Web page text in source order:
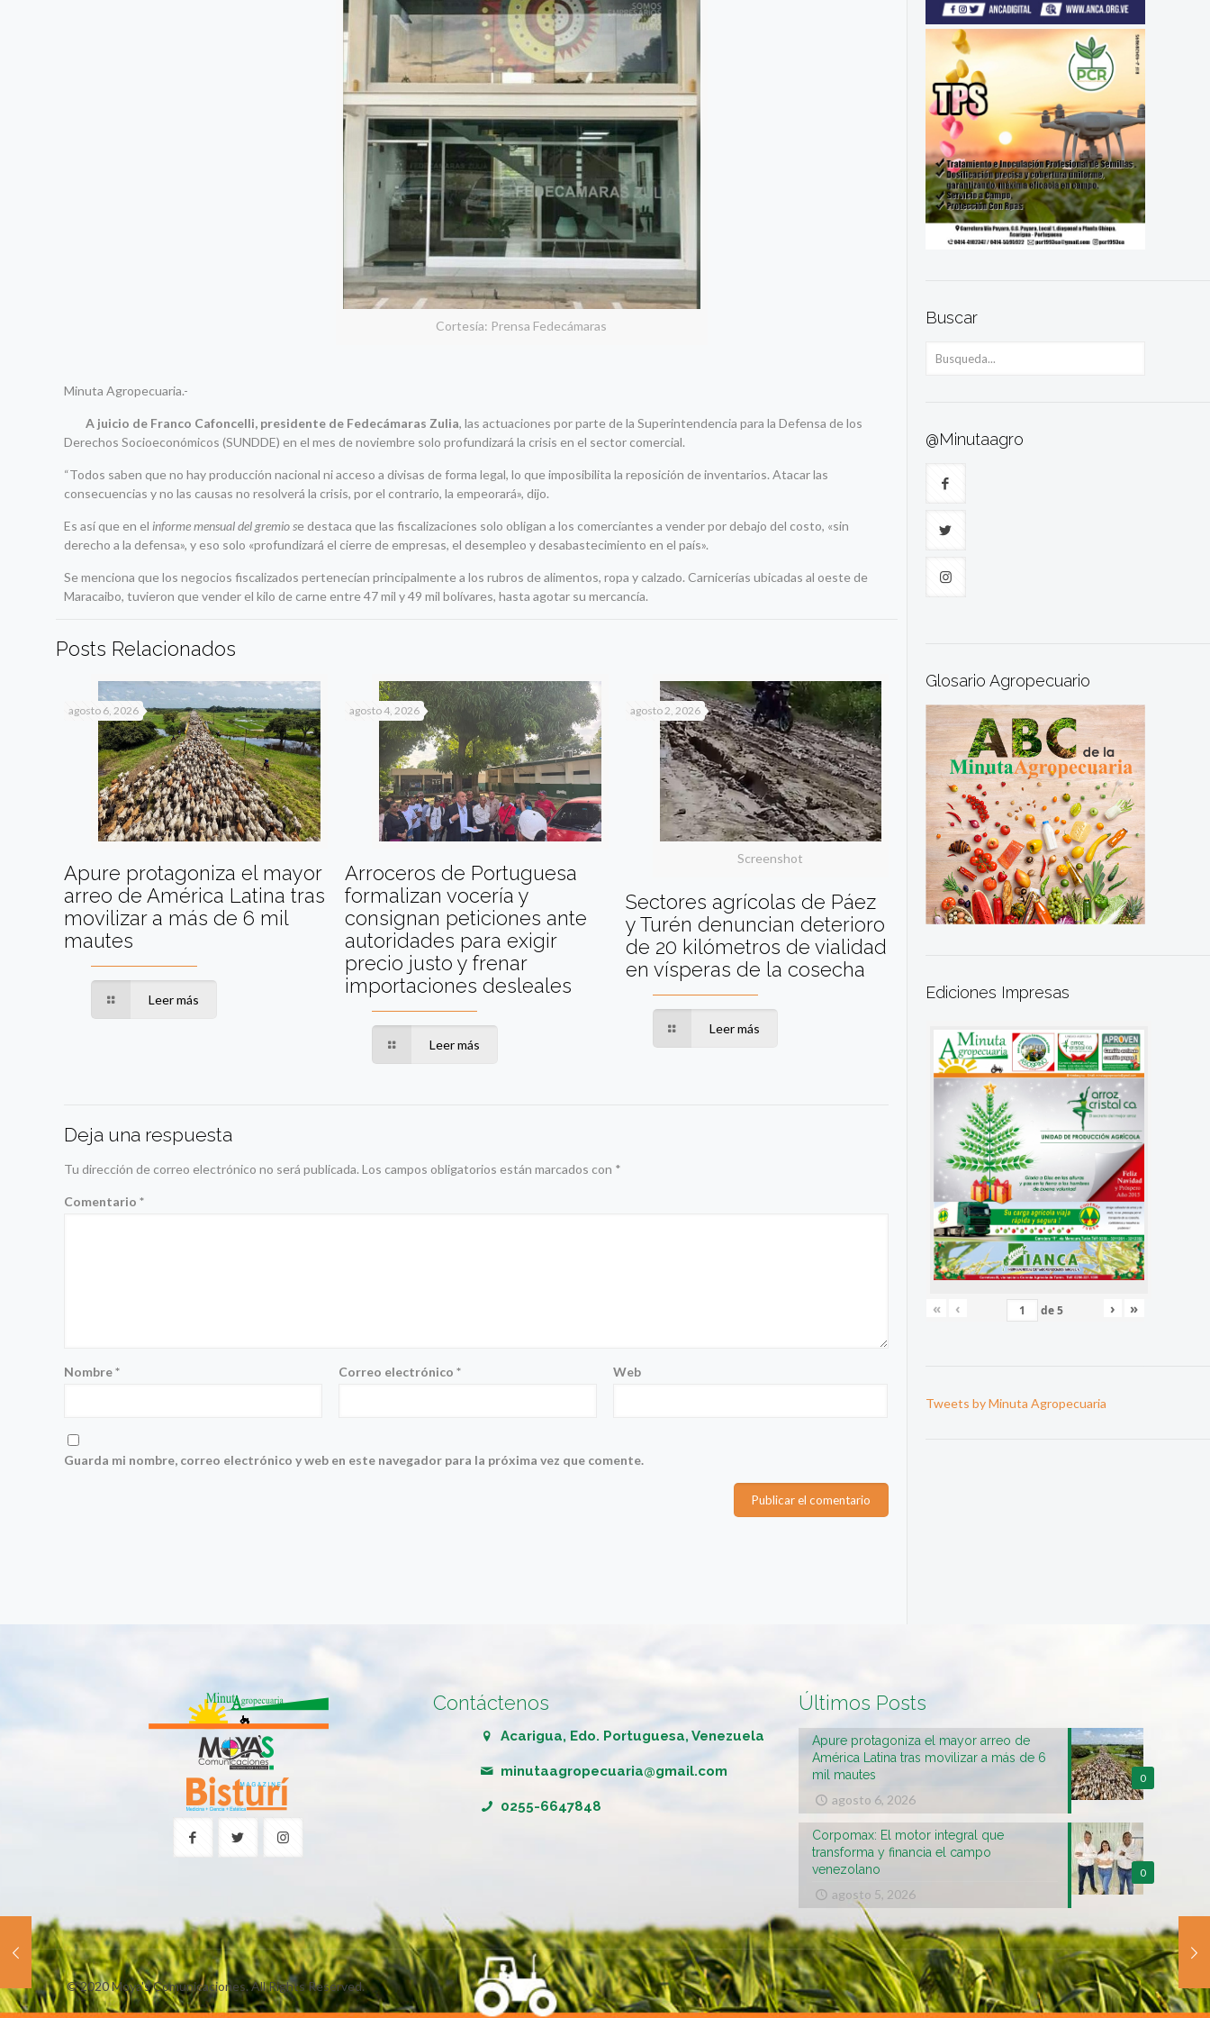
Cortesía: Prensa Fedecámaras
Minuta Agropecuaria.-
A juicio de Franco Cafoncelli, presidente de Fedecámaras Zulia, las actuaciones por parte de la Superintendencia para la Defensa de los
Derechos Socioeconómicos (SUNDDE) en el mes de noviembre solo profundizará la crisis en el sector comercial.
“Todos saben que no hay producción nacional ni acceso a divisas de forma legal, lo que imposibilita la reposición de inventarios. Atacar las
consecuencias y no las causas no resolverá la crisis, por el contrario, la empeorará», dijo.
Es así que en el informe mensual del gremio se destaca que las fiscalizaciones solo obligan a los comerciantes a vender por debajo del costo, «sin
derecho a la defensa», y eso solo «profundizará el cierre de empresas, el desempleo y desabastecimiento en el país».
Se menciona que los negocios fiscalizados pertenecían principalmente a los rubros de alimentos, ropa y calzado. Carnicerías ubicadas al oeste de
Maracaibo, tuvieron que vender el kilo de carne entre 47 mil y 49 mil bolívares, hasta agotar su mercancía.
Posts Relacionados
agosto 6, 2026
Apure protagoniza el mayor
arreo de América Latina tras
movilizar a más de 6 mil
mautes
Leer más
agosto 4, 2026
Arroceros de Portuguesa
formalizan vocería y
consignan peticiones ante
autoridades para exigir
precio justo y frenar
importaciones desleales
Leer más
Screenshot
agosto 2, 2026
Sectores agrícolas de Páez
y Turén denuncian deterioro
de 20 kilómetros de vialidad
en vísperas de la cosecha
Leer más
Deja una respuesta
Tu dirección de correo electrónico no será publicada. Los campos obligatorios están marcados con *
Comentario*
Nombre* Correo electrónico* Web
Guarda mi nombre, correo electrónico y web en este navegador para la próxima vez que comente.
Buscar
@Minutaagro
Glosario Agropecuario
Ediciones Impresas
« ‹ de5 › »
Tweets by Minuta Agropecuaria
Contáctenos
Acarigua, Edo. Portuguesa, Venezuela
minutaagropecuaria@gmail.com
0255-6647848
Últimos Posts
0
Apure protagoniza el mayor arreo de
América Latina tras movilizar a más de 6
mil mautes
agosto 6, 2026
0
Corpomax: El motor integral que
transforma y financia el campo
venezolano
agosto 5, 2026
© 2020 Moya's Comunicaciones. All Rights Reserved.